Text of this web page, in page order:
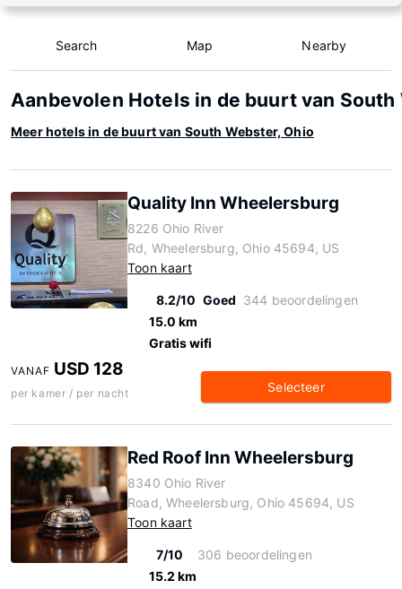
Search Map Nearby
Aanbevolen Hotels in de buurt van South
Meer hotels in de buurt van South Webster, Ohio
Quality Inn Wheelersburg
8226 Ohio River
Rd, Wheelersburg, Ohio 45694, US
Toon kaart
8.2/10 Goed 344 beoordelingen
15.0 km
Gratis wifi
VANAF USD 128
per kamer / per nacht Selecteer
Red Roof Inn Wheelersburg
8340 Ohio River
Road, Wheelersburg, Ohio 45694, US
Toon kaart
7/10
306 beoordelingen
15.2 km